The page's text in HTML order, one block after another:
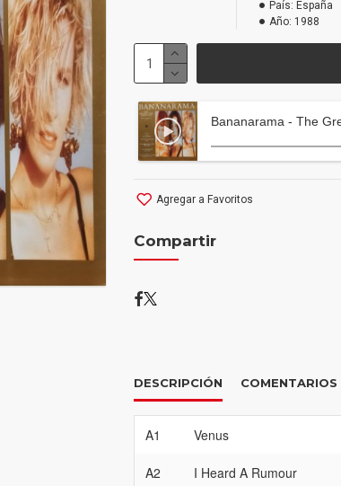
País: España
Año: 1988
Bananarama ‎- The
Agregar a Favoritos
Compartir
DESCRIPCIÓN COMENTARIOS
A1 Venus
A2 I Heard A Rumour